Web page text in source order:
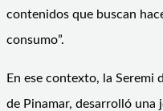
contenidos que buscan
consumo”.
En ese contexto, la Seremi
de Pinamar, desarrolló una